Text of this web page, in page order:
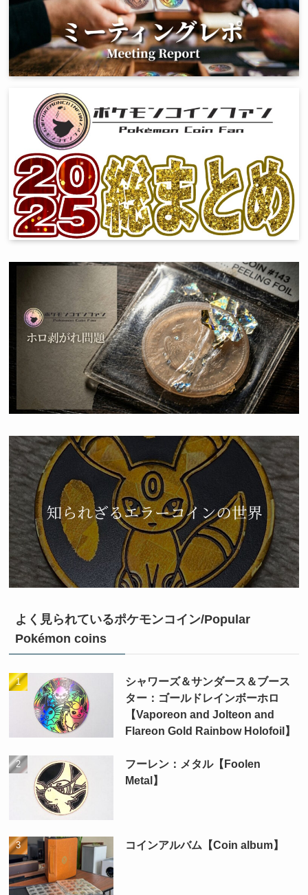
よく見られているポケモンコイン/Popular
Pokémon coins
シャワーズ＆サンダース＆ブース
ター：ゴールドレインボーホロ
【Vaporeon and Jolteon and
Flareon Gold Rainbow Holofoil】
フーレン：メタル【Foolen
Metal】
コインアルバム【Coin album】